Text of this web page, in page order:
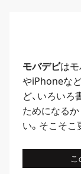
モバデビは
やiPhoneな
ど、いろいろ
ためになる
い。そこそこ
こ